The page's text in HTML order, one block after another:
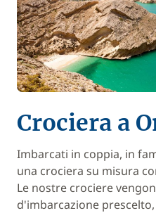
Crociera a
Imbarcati in coppia, in
una crociera su misura
Le nostre crociere
d'imbarcazione